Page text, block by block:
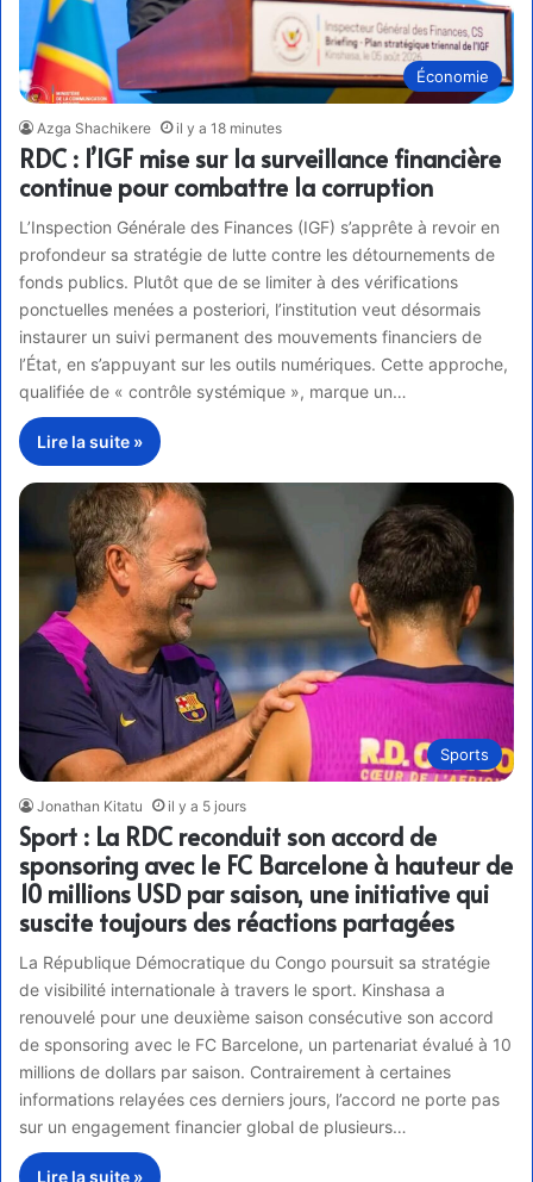
Économie
Azga Shachikere il y a 18 minutes
RDC : l’IGF mise sur la surveillance financière
continue pour combattre la corruption
L’Inspection Générale des Finances (IGF) s’apprête à revoir en
profondeur sa stratégie de lutte contre les détournements de
fonds publics. Plutôt que de se limiter à des vérifications
ponctuelles menées a posteriori, l’institution veut désormais
instaurer un suivi permanent des mouvements financiers de
l’État, en s’appuyant sur les outils numériques. Cette approche,
qualifiée de « contrôle systémique », marque un…
Lire la suite »
Sports
Jonathan Kitatu il y a 5 jours
Sport : La RDC reconduit son accord de
sponsoring avec le FC Barcelone à hauteur de
10 millions USD par saison, une initiative qui
suscite toujours des réactions partagées
La République Démocratique du Congo poursuit sa stratégie
de visibilité internationale à travers le sport. Kinshasa a
renouvelé pour une deuxième saison consécutive son accord
de sponsoring avec le FC Barcelone, un partenariat évalué à 10
millions de dollars par saison. Contrairement à certaines
informations relayées ces derniers jours, l’accord ne porte pas
sur un engagement financier global de plusieurs…
Lire la suite »